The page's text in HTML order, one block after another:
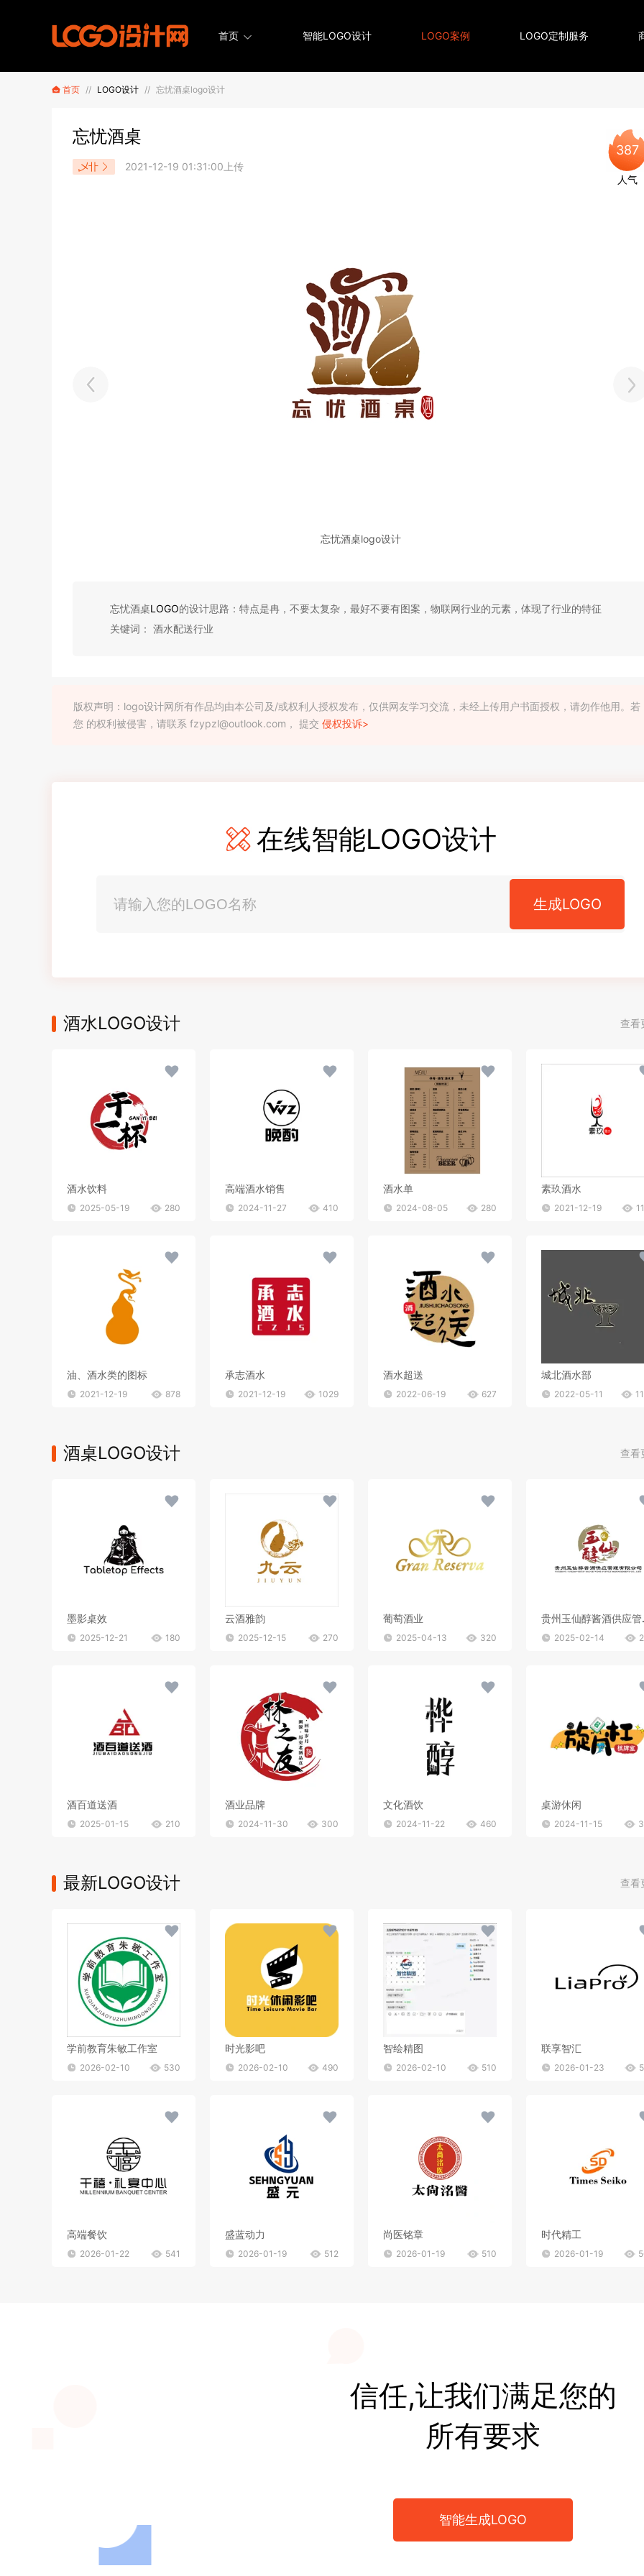
首页 智能LOGO设计 LOGO案例 LOGO定制服务
首页 // LOGO设计 // 忘忧酒桌logo设计
忘忧酒桌
乄卝 2021-12-19 01:31:00上传
387
人气
忘忧酒桌logo设计
忘忧酒桌LOGO的设计思路：特点是冉，不要太复杂，最好不要有图案，物联网行业的元素，体现了行业的特征
关键词： 酒水配送行业
版权声明：logo设计网所有作品均由本公司及/或权利人授权发布，仅供网友学习交流，未经上传用户书面授权，请勿作他用。若
您 的权利被侵害，请联系 fzypzl@outlook.com， 提交 侵权投诉>
在线智能LOGO设计
生成LOGO
酒水LOGO设计 查看
酒水饮料
2025-05-19 280
高端酒水销售
2024-11-27 410
酒水单
2024-08-05 280
素玖酒水
2021-12-19
油、酒水类的图标
2021-12-19 878
承志酒水
2021-12-19 1029
酒水超送
2022-06-19 627
城北酒水部
2022-05-11
酒桌LOGO设计 查看
墨影桌效
2025-12-21 180
云酒雅韵
2025-12-15 270
葡萄酒业
2025-04-13 320
贵州
2025-02-14
酒百道送酒
2025-01-15 210
酒业品牌
2024-11-30 300
文化酒饮
2024-11-22 460
桌游休闲
2024-11-15
最新LOGO设计 查看
学前教育朱敏工作室
2026-02-10 530
时光影吧
2026-02-10 490
智绘精图
2026-02-10 510
联享智汇
2026-01-23
高端餐饮
2026-01-22 541
盛蓝动力
2026-01-19 512
尚医铭章
2026-01-19 510
时代精工
2026-01-19
信任,让我们满足您的
所有要求
智能生成LOGO